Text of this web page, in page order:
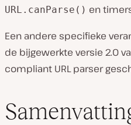
URL.canParse() en
Een andere specifieke
de bijgewerkte versie 2.0
compliant URL parser